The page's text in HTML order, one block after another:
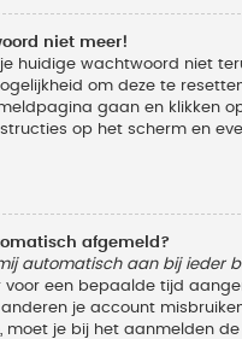
niet meer!
huidige wachtwoord niet
om deze te
gaan en klikken
op het scherm en
afgemeld?
automatisch aan bij ieder
voor een bepaalde tijd
je account
moet je bij het aanmelden